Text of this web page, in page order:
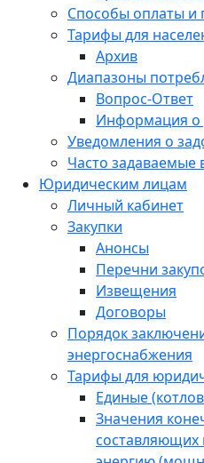
Способы оплаты и
Тарифы для
Архив
Диапазоны
Вопрос-Ответ
Информация о
Уведомления о
Часто задаваемые
Юридическим лицам
Личный кабинет
Закупки
Анонсы
Перечни
Извещения
Договоры
Порядок
энергоснабжения
Тарифы для
Единые
Значения
составляющих